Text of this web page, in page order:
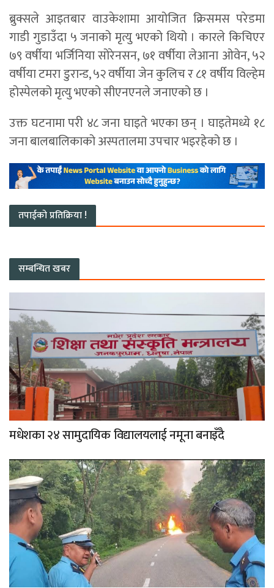
ब्रुक्सले आइतबार वाउकेशामा आयोजित क्रिसमस परेडमा
गाडी गुडाउँदा ५ जनाको मृत्यु भएको थियो । कारले किचिएर
७९ वर्षीया भर्जिनिया सोरेनसन, ७१ वर्षीया लेआना ओवेन, ५२
वर्षीया टमरा डुरान्ड, ५२ वर्षीया जेन कुलिच र ८१ वर्षीय विल्हेम
होस्पेलको मृत्यु भएको सीएनएनले जनाएको छ ।
उक्त घटनामा परी ४८ जना घाइते भएका छन् । घाइतेमध्ये १८
जना बालबालिकाको अस्पतालमा उपचार भइरहेको छ ।
तपाईको प्रतिक्रिया !
सम्बन्धित खबर
मधेशका २४ सामुदायिक विद्यालयलाई नमूना बनाइँदै